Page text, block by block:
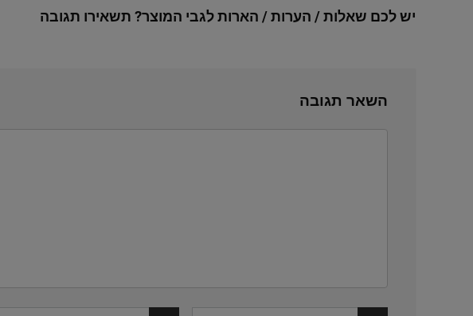
יש לכם שאלות / הערות / הארות לגבי המוצר? תשאירו תגובה
השאר תגובה